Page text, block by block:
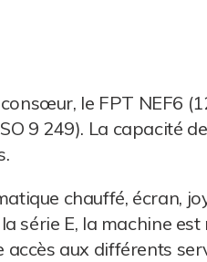
le FPT NEF6
9 249). La capacité
chauffé, écran,
série E, la machine est
aux différents